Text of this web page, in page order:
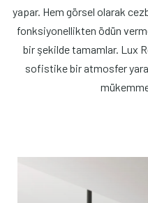
yapar. Hem görsel olarak
fonksiyonellikten ödün
bir şekilde tamamlar. Lux
sofistike bir atmosfer